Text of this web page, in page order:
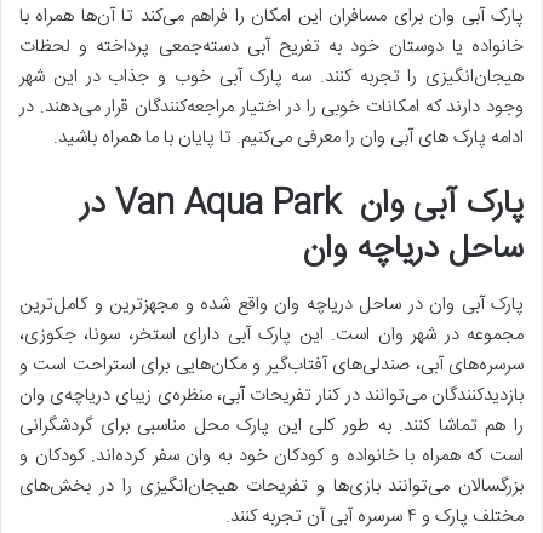
پارک آبی وان برای مسافران این امکان را فراهم می‌کند تا آن‌ها همراه با
خانواده یا دوستان خود به تفریح آبی دسته‌جمعی پرداخته و لحظات
هیجان‌انگیزی را تجربه کنند. سه پارک آبی خوب و جذاب در این شهر
وجود دارند که امکانات خوبی را در اختیار مراجعه‌کنندگان قرار می‌دهند. در
ادامه پارک های آبی وان را معرفی می‌کنیم. تا پایان با ما همراه باشید.
پارک آبی وان Van Aqua Park در
ساحل دریاچه وان
پارک آبی وان در ساحل دریاچه وان واقع شده و مجهزترین و کامل‌ترین
مجموعه در شهر وان است. این پارک آبی دارای استخر، سونا، جکوزی،
سرسره‌های آبی، صندلی‌های آفتاب‌گیر و مکان‌هایی برای استراحت است و
بازدیدکنندگان می‌توانند در کنار تفریحات آبی، منظره‌ی زیبای دریاچه‌ی وان
را هم تماشا کنند. به طور کلی این پارک محل مناسبی برای گردشگرانی
است که همراه با خانواده و کودکان خود به وان سفر کرده‌اند. کودکان و
بزرگسالان می‌توانند بازی‌ها و تفریحات هیجان‌انگیزی را در بخش‌های
مختلف پارک و ۴ سرسره آبی آن تجربه کنند.